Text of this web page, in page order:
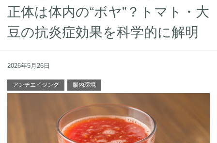
正体は体内の“ボヤ”？トマト・大
豆の抗炎症効果を科学的に解明
2026年5月26日
アンチエイジング 腸内環境